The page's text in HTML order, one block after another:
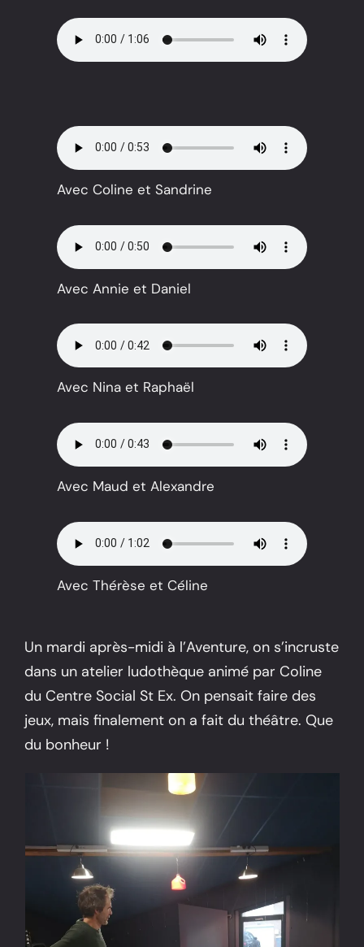
Avec Coline et Sandrine
Avec Annie et Daniel
Avec Nina et Raphaël
Avec Maud et Alexandre
Avec Thérèse et Céline
Un mardi après-midi à l’Aventure, on s’incruste
dans un atelier ludothèque animé par Coline
du Centre Social St Ex. On pensait faire des
jeux, mais finalement on a fait du théâtre. Que
du bonheur !